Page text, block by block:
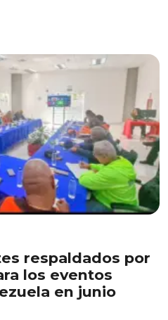
respaldados por
los eventos
en junio